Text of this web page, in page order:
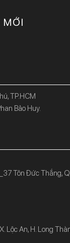
MỚI
TP.HCM
Bảo Huy.
Tôn Đức Thắng,
Lộc An, H. Long